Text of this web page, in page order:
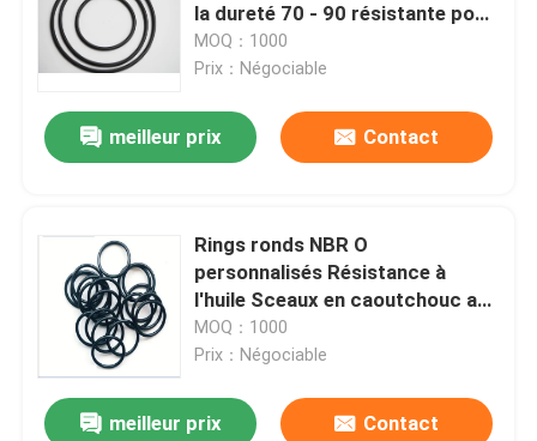
la dureté 70 - 90 résistante pour
des pièces d'auto
MOQ：1000
Prix：Négociable
meilleur prix Contact
Rings ronds NBR O
personnalisés Résistance à
l'huile Sceaux en caoutchouc au
nitrile butadiène
MOQ：1000
Prix：Négociable
meilleur prix Contact